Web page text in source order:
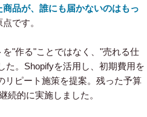
商品が、誰にも届かないのはもっ
です。
"作る"ことではなく、"売れる仕
た。Shopifyを活用し、初期費用を
リピート施策を提案。残った予算
続的に実施しました。